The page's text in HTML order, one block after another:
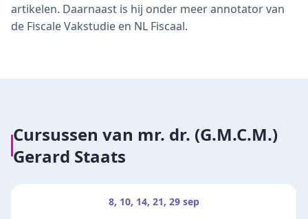
artikelen. Daarnaast is hij onder meer annotator van
de Fiscale Vakstudie en NL Fiscaal.
Cursussen van mr. dr. (G.M.C.M.)
Gerard Staats
8, 10, 14, 21, 29 sep